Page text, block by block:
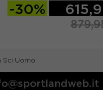
-30%
Sci Uomo